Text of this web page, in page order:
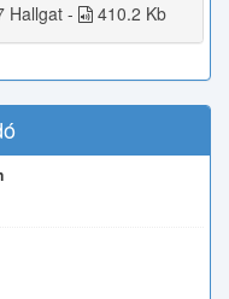
Hallgat - 410.2 Kb